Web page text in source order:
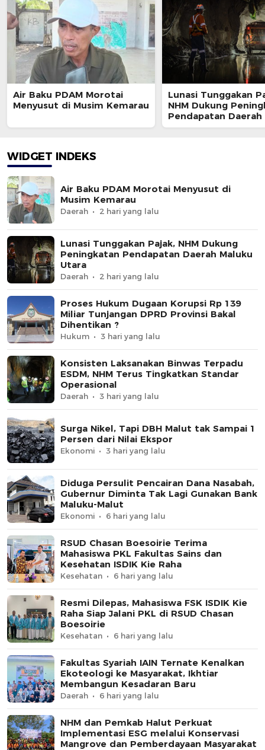
Air Baku PDAM Morotai
Menyusut di Musim Kemarau
Lunasi Tunggakan
NHM Dukung
Pendapatan Daerah
Utara
WIDGET INDEKS
Air Baku PDAM Morotai Menyusut di
Musim Kemarau
Daerah 2 hari yang lalu
Lunasi Tunggakan Pajak, NHM Dukung
Peningkatan Pendapatan Daerah Maluku
Utara
Daerah 2 hari yang lalu
Proses Hukum Dugaan Korupsi Rp 139
Miliar Tunjangan DPRD Provinsi Bakal
Dihentikan ?
Hukum 3 hari yang lalu
Konsisten Laksanakan Binwas Terpadu
ESDM, NHM Terus Tingkatkan Standar
Operasional
Daerah 3 hari yang lalu
Surga Nikel, Tapi DBH Malut tak Sampai 1
Persen dari Nilai Ekspor
Ekonomi 3 hari yang lalu
Diduga Persulit Pencairan Dana Nasabah,
Gubernur Diminta Tak Lagi Gunakan Bank
Maluku-Malut
Ekonomi 6 hari yang lalu
RSUD Chasan Boesoirie Terima
Mahasiswa PKL Fakultas Sains dan
Kesehatan ISDIK Kie Raha
Kesehatan 6 hari yang lalu
Resmi Dilepas, Mahasiswa FSK ISDIK Kie
Raha Siap Jalani PKL di RSUD Chasan
Boesoirie
Kesehatan 6 hari yang lalu
Fakultas Syariah IAIN Ternate Kenalkan
Ekoteologi ke Masyarakat, Ikhtiar
Membangun Kesadaran Baru
Daerah 6 hari yang lalu
NHM dan Pemkab Halut Perkuat
Implementasi ESG melalui Konservasi
Mangrove dan Pemberdayaan Masyarakat